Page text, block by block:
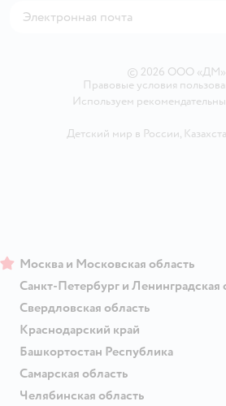
© 2026 ООО «ДМ»
Правовые условия
Используем
Детский мир в России,
Москва и Московская область
Санкт-Петербург и Ленинградская
Свердловская область
Краснодарский край
Башкортостан Республика
Самарская область
Челябинская область